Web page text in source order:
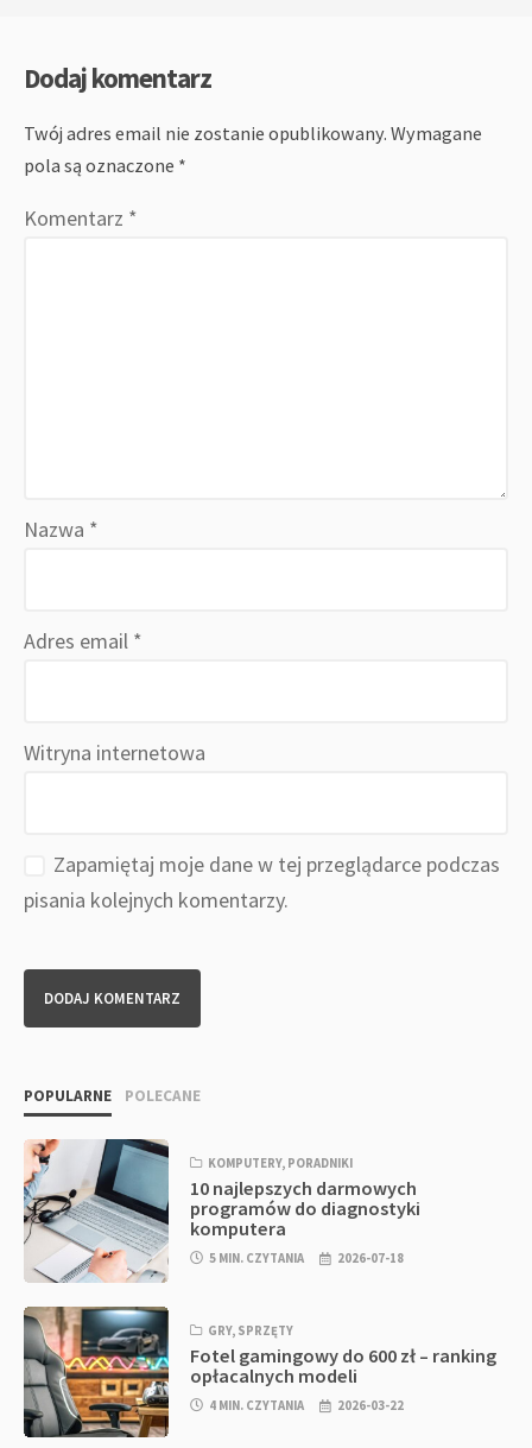
Dodaj komentarz
Twój adres email nie zostanie opublikowany. Wymagane
pola są oznaczone *
Komentarz *
Nazwa *
Adres email *
Witryna internetowa
Zapamiętaj moje dane w tej przeglądarce podczas
pisania kolejnych komentarzy.
POPULARNE POLECANE
KOMPUTERY, PORADNIKI
10 najlepszych darmowych
programów do diagnostyki
komputera
5 MIN. CZYTANIA 2026-07-18
GRY, SPRZĘTY
Fotel gamingowy do 600 zł – ranking
opłacalnych modeli
4 MIN. CZYTANIA 2026-03-22